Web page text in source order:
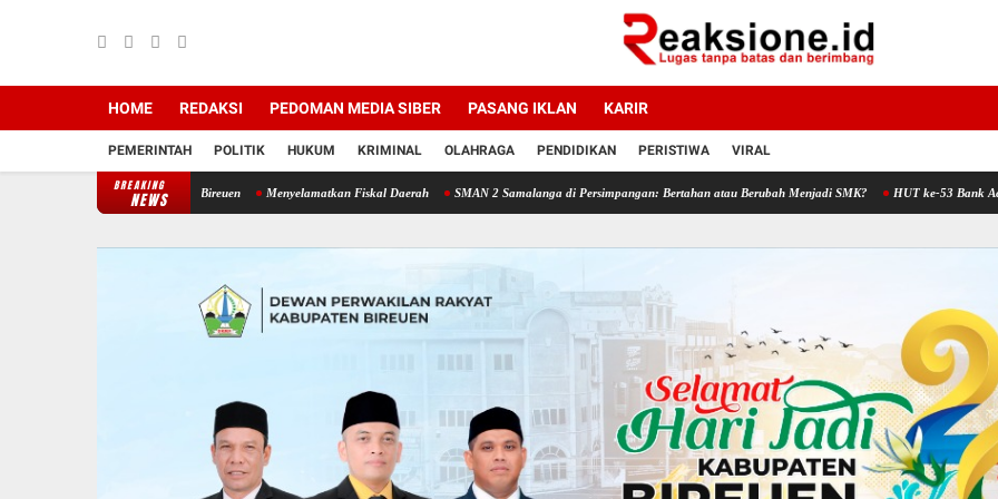
HOME REDAKSI PEDOMAN MEDIA SIBER PASANG IKLAN KARIR
PEMERINTAH POLITIK HUKUM KRIMINAL OLAHRAGA PENDIDIKAN PERISTIWA VIRAL
BREAKING
NEWS
Bangkitkan Petani Bireuen Menyelamatkan Fiskal Daerah SMAN 2 Samalanga di Persimpangan: Bertahan atau Berubah Menjadi SMK? HUT ke-53 Bank Aceh Syariah